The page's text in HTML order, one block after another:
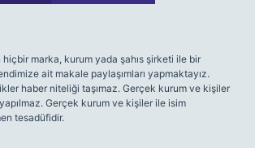
marka, kurum yada şahıs şirketi ile bir
ait makale paylaşımları yapmaktayız.
haber niteliği taşımaz. Gerçek kurum ve kişiler
Gerçek kurum ve kişiler ile isim
tesadüfidir.